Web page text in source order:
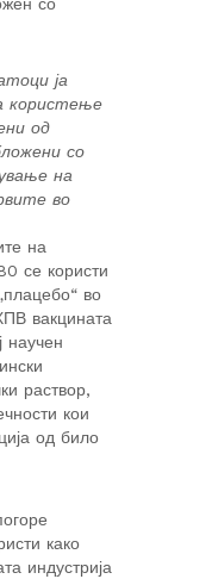
со
ја
користење
од
со
на
во
на
се користи
во
вакцината
научен
раствор,
кои
од било
како
индустрија